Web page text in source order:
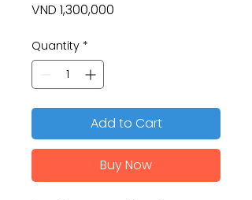
VND 1,300,000
Quantity *
Add to Cart
Buy Now